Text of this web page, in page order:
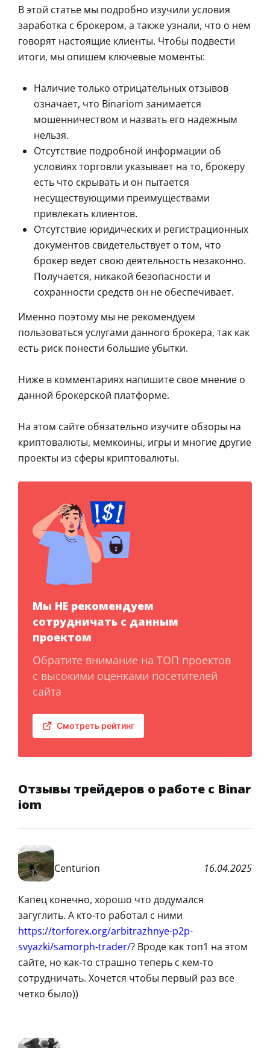
В этой статье мы подробно изучили условия
заработка с брокером, а также узнали, что о нем
говорят настоящие клиенты. Чтобы подвести
итоги, мы опишем ключевые моменты:
Наличие только отрицательных отзывов
означает, что Binariom занимается
мошенничеством и назвать его надежным
нельзя.
Отсутствие подробной информации об
условиях торговли указывает на то, брокеру
есть что скрывать и он пытается
несуществующими преимуществами
привлекать клиентов.
Отсутствие юридических и регистрационных
документов свидетельствует о том, что
брокер ведет свою деятельность незаконно.
Получается, никакой безопасности и
сохранности средств он не обеспечивает.
Именно поэтому мы не рекомендуем
пользоваться услугами данного брокера, так как
есть риск понести большие убытки.
Ниже в комментариях напишите свое мнение о
данной брокерской платформе.
На этом сайте обязательно изучите обзоры на
криптовалюты, мемкоины, игры и многие другие
проекты из сферы криптовалюты.
Мы НЕ рекомендуем
сотрудничать с данным
проектом
Обратите внимание на ТОП проектов
с высокими оценками посетителей
сайта
Смотреть рейтинг
Отзывы трейдеров о работе с Binar
iom
Centurion 16.04.2025
Капец конечно, хорошо что додумался
загуглить. А кто-то работал с ними
https://torforex.org/arbitrazhnye-p2p-
svyazki/samorph-trader/? Вроде как топ1 на этом
сайте, но как-то страшно теперь с кем-то
сотрудничать. Хочется чтобы первый раз все
четко было))